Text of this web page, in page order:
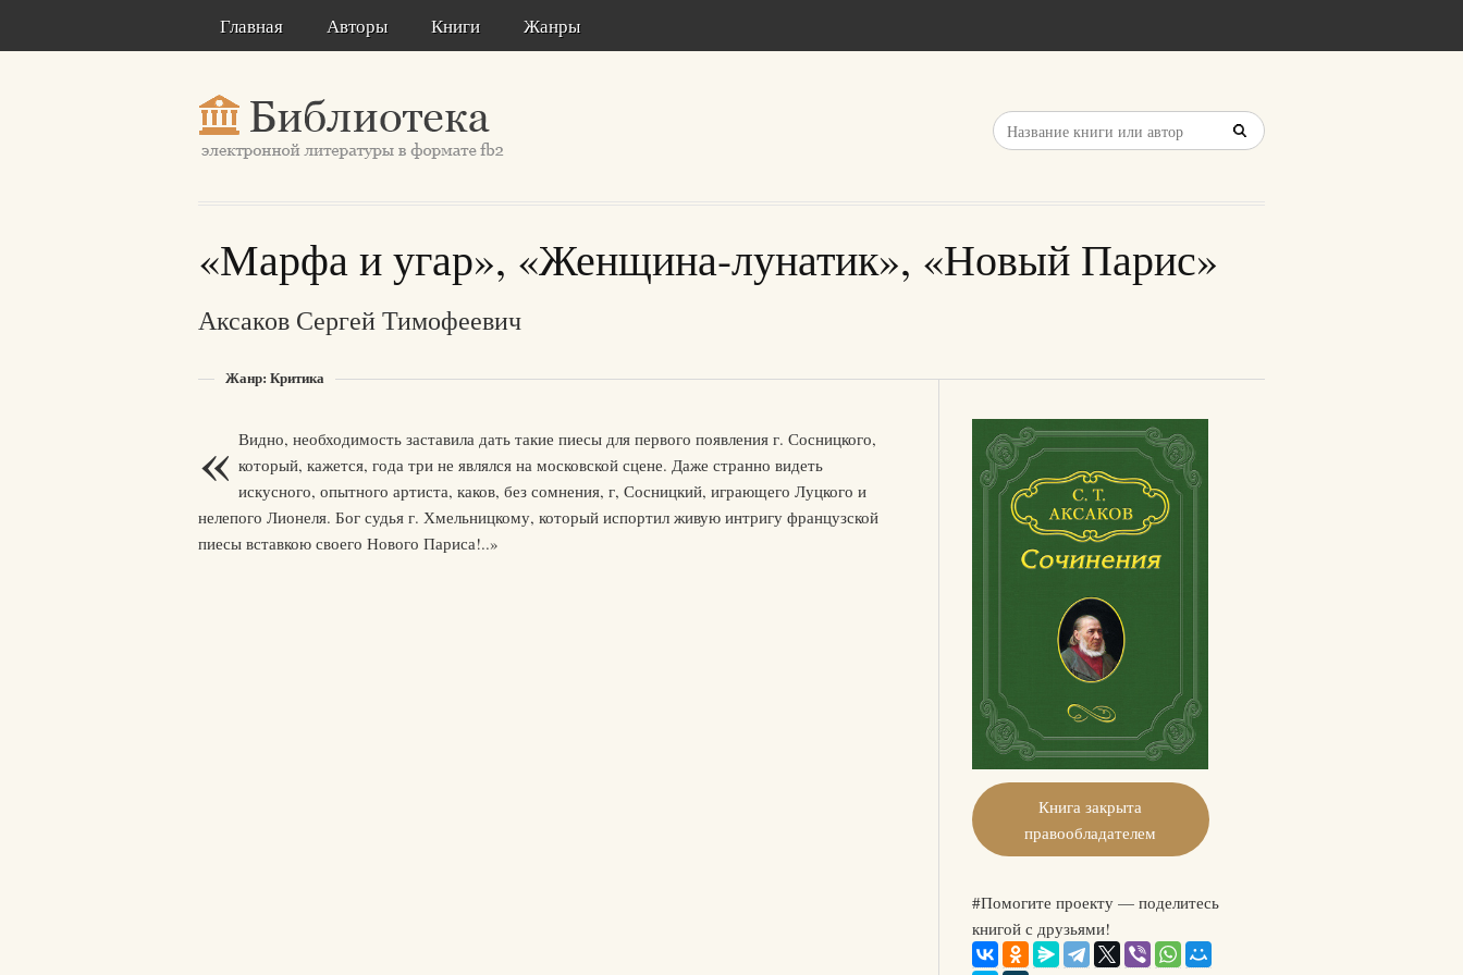
Главная Авторы Книги Жанры
«Марфа и угар», «Женщина-лунатик», «Новый Парис»
Аксаков Сергей Тимофеевич
Жанр: Критика
« Видно, необходимость заставила дать такие пиесы для первого появления г. Сосницкого,
который, кажется, года три не являлся на московской сцене. Даже странно видеть
искусного, опытного артиста, каков, без сомнения, г, Сосницкий, играющего Луцкого и
нелепого Лионеля. Бог судья г. Хмельницкому, который испортил живую интригу французской
пиесы вставкою своего Нового Париса!..»
Книга закрыта
правообладателем
#Помогите проекту — поделитесь
книгой с друзьями!